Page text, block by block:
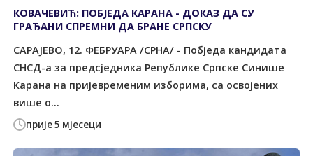
прије 5 мјесеци
КОВАЧЕВИЋ: ПОБЈЕДА КАРАНА - ДОКАЗ ДА СУ
ГРАЂАНИ СПРЕМНИ ДА БРАНЕ СРПСКУ
САРАЈЕВО, 12. ФЕБРУАРА /СРНА/ - Побједа кандидата
СНСД-а за предсједника Републике Српске Синише
Карана на пријевременим изборима, са освојених
више о...